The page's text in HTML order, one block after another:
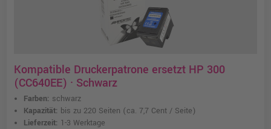
Kompatible Druckerpatrone ersetzt HP 300
(CC640EE) · Schwarz
Farben: schwarz
Kapazität: bis zu 220 Seiten (ca. 7,7 Cent / Seite)
Lieferzeit: 1-3 Werktage